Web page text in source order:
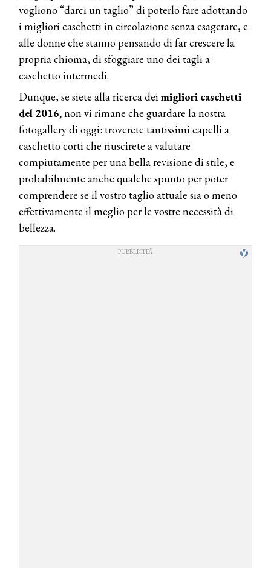
vogliono “darci un taglio” di poterlo fare adottando
i migliori caschetti in circolazione senza esagerare, e
alle donne che stanno pensando di far crescere la
propria chioma, di sfoggiare uno dei tagli a
caschetto intermedi.
Dunque, se siete alla ricerca deimigliori caschetti
del 2016,non vi rimane che guardare la nostra
fotogallery di oggi: troverete tantissimi capelli a
caschetto corti che riuscirete a valutare
compiutamente per una bella revisione di stile, e
probabilmente anche qualche spunto per poter
comprendere se il vostro taglio attuale sia o meno
effettivamente il meglio per le vostre necessità di
bellezza.